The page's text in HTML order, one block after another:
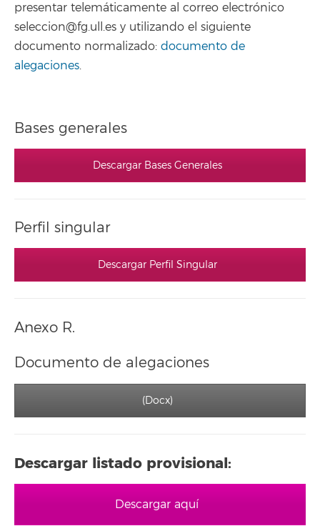
presentar telemáticamente al correo electrónico
seleccion@fg.ull.es y utilizando el siguiente
documento normalizado: documento de
alegaciones.
Bases generales
Descargar Bases Generales
Perfil singular
Descargar Perfil Singular
Anexo R.
Documento de alegaciones
(Docx)
Descargar listado provisional:
Descargar aquí